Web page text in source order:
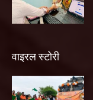
वाइरल स्टोरी